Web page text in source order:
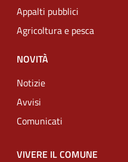
Appalti pubblici
Agricoltura e pesca
NOVITÀ
Notizie
Avvisi
Comunicati
VIVERE IL COMUNE